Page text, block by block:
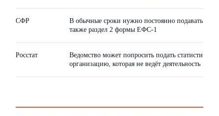
СФР
В обычные сроки нужно постоянно подавать
также раздел 2 формы ЕФС-1
Росстат
Ведомство может попросить подать
организацию, которая не ведёт деятельность